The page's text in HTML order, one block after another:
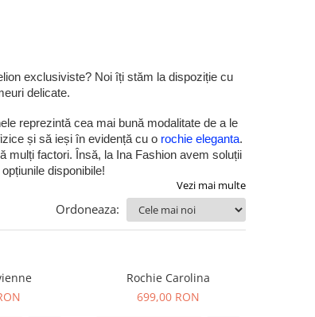
exclusiviste? Noi îți stăm la dispoziție cu
delicate.
reprezintă cea mai bună modalitate de a le
și să ieși în evidență cu o rochie eleganta.
mulți factori. Însă, la Ina Fashion avem soluții
disponibile!
Vezi mai multe
Ordoneaza:
Rochie Carolina
699,00 RON